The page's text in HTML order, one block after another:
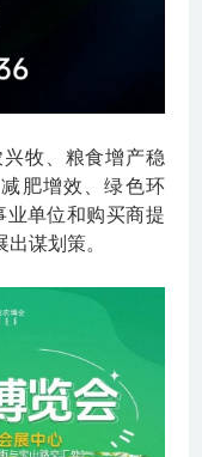
牧、粮食增产稳
肥增效、绿色环
业单位和购买商提
谋划策。